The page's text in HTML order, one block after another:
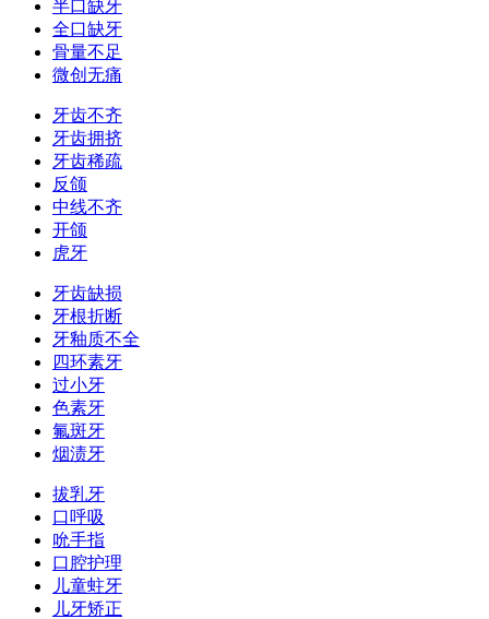
半口缺牙
全口缺牙
骨量不足
微创无痛
牙齿不齐
牙齿拥挤
牙齿稀疏
反颌
中线不齐
开颌
虎牙
牙齿缺损
牙根折断
牙釉质不全
四环素牙
过小牙
色素牙
氟斑牙
烟渍牙
拔乳牙
口呼吸
吮手指
口腔护理
儿童蛀牙
儿牙矫正